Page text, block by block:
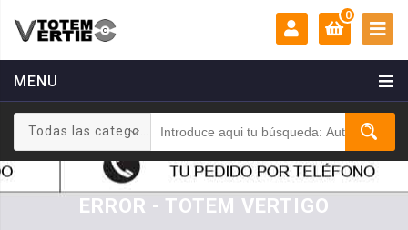
MENU
Todas las categorias
MI CUENTA:
Login
Registrarse
0
0 €
ERROR - TOTEM VERTIGO